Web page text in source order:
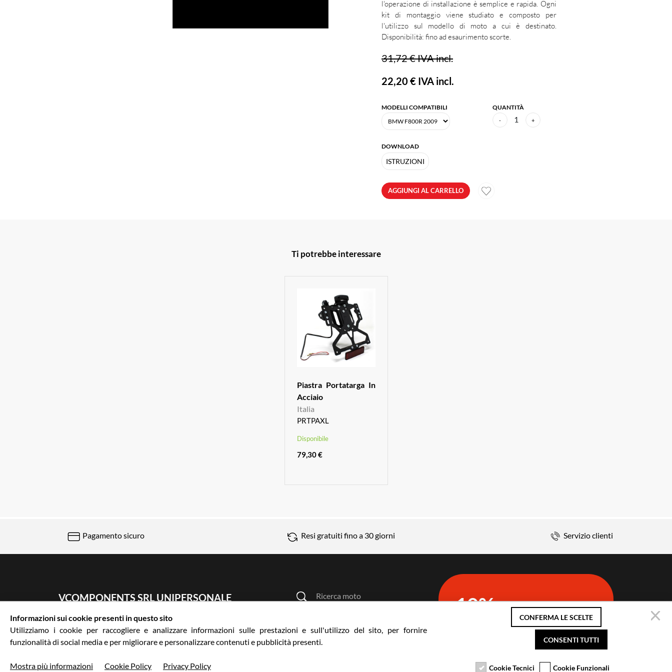
l'operazione di installazione è semplice e rapida. Ogni
kit di montaggio viene studiato e composto per
l'utilizzo sul modello di moto a cui è destinato.
Disponibilità: fino ad esaurimento scorte.
31,72 €IVA incl.
22,20 €IVA incl.
MODELLI COMPATIBILI QUANTITÀ
- 1 +
DOWNLOAD
ISTRUZIONI
AGGIUNGI AL CARRELLO
Ti potrebbe interessare
Piastra Portatarga In
Acciaio
Italia
PRTPAXL
Disponibile
79,30 €
Pagamento sicuro Resi gratuiti fino a 30 giorni Servizio clienti
VCOMPONENTS SRL UNIPERSONALE
Via Galileo Galilei 5 | Verano Brianza (MB) 20843 | ITALY
0362-805407-info@valtermoto.com
Ricerca moto
10% di sconto sul primo ordine
Iscriviti alla newsletter
CONFERMA LE SCELTE
CONSENTI TUTTI
Cookie Tecnici Cookie Funzionali
Informazioni sui cookie presenti in questo sito
Utilizziamo i cookie per raccogliere e analizzare informazioni sulle prestazioni e sull'utilizzo del sito, per fornire
funzionalità di social media e per migliorare e personalizzare contenuti e pubblicità presenti.
Mostra più informazioni Cookie Policy Privacy Policy